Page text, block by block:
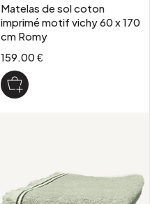
Matelas de sol coton
imprimé motif vichy 60 x 170
cm Romy
159.00 €